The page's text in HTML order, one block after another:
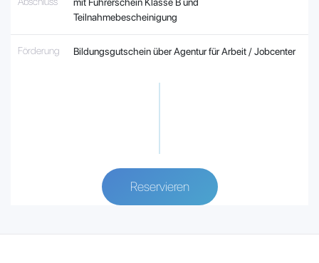
mit Führerschein Klasse B und
Teilnahmebescheinigung
Förderung Bildungsgutschein über Agentur für Arbeit / Jobcenter
Reservieren